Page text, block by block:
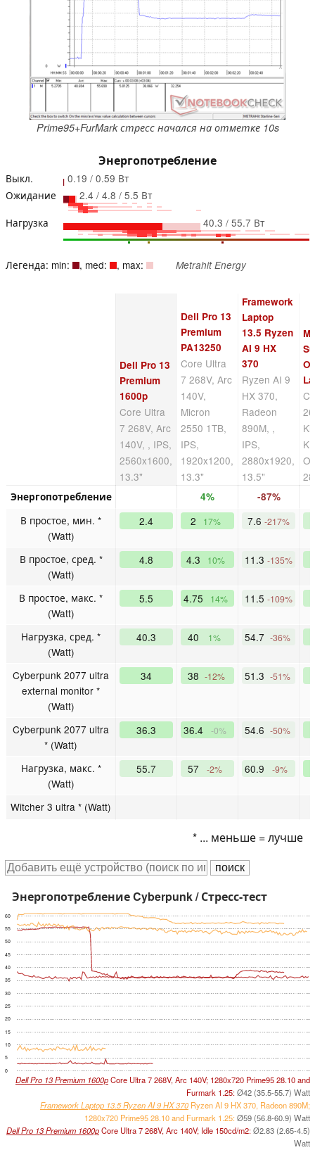
Prime95+FurMark стресс начался на отметке 10s
Энергопотребление
Выкл.
0.19 / 0.59 Вт
Ожидание
2.4 / 4.8 / 5.5 Вт
Нагрузка
40.3 / 55.7 Вт
Легенда: min: , med: , max: Metrahit Energy
Dell Pro 13
Premium
1600p
Core Ultra
7 268V, Arc
140V, , IPS,
2560x1600,
13.3"
Dell Pro 13
Premium
PA13250
Core Ultra
7 268V, Arc
140V,
Micron
2550 1TB,
IPS,
1920x1200,
13.3"
Framework
Laptop
13.5 Ryzen
AI 9 HX
370
Ryzen AI 9
HX 370,
Radeon
890M, ,
IPS,
2880x1920,
13.5"
Энергопотребление 4% -87%
В простое, мин. *
(Watt)
2.4 2 17% 7.6 -217%
В простое, сред. *
(Watt)
4.8 4.3 10% 11.3 -135%
В простое, макс. *
(Watt)
5.5 4.75 14% 11.5 -109%
Нагрузка, сред. *
(Watt)
40.3 40 1% 54.7 -36%
Cyberpunk 2077 ultra
external monitor *
(Watt)
34 38 -12% 51.3 -51%
Cyberpunk 2077 ultra
* (Watt)
36.3 36.4 -0% 54.6 -50%
Нагрузка, макс. *
(Watt)
55.7 57 -2% 60.9 -9%
Witcher 3 ultra * (Watt)
* ... меньше = лучше
Энергопотребление Cyberpunk / Стресс-тест
0
5
10
15
20
25
30
35
40
45
50
55
60
Dell Pro 13 Premium 1600pCore Ultra 7 268V, Arc 140V; 1280x720 Prime95 28.10 and
Furmark 1.25:Ø42 (35.5-55.7) Watt
Framework Laptop 13.5 Ryzen AI 9 HX 370 Ryzen AI 9 HX 370, Radeon 890M;
1280x720 Prime95 28.10 and Furmark 1.25:Ø59 (56.8-60.9) Watt
Dell Pro 13 Premium 1600pCore Ultra 7 268V, Arc 140V; Idle 150cd/m2:Ø2.83 (2.65-4.5)
Watt